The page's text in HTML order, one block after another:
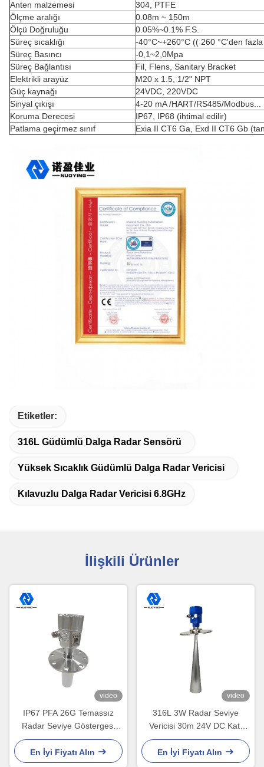
Anten malzemesi
304, PTFE
Ölçme aralığı
0.08m ~ 150m
Ölçü Doğruluğu
0.05%~0.1% F.S.
Süreç sıcaklığı
-40°C~+260°C (( 260 °C'den
Süreç Basıncı
-0,1~2,0Mpa
Süreç Bağlantısı
Fil, Flens, Sanitary Bracket
Elektrikli arayüz
M20 x 1.5, 1/2" NPT
Güç kaynağı
24VDC, 220VDC
Sinyal çıkışı
4-20 mA /HART/RS485/Modbus...
Koruma Derecesi
IP67, IP68 (ihtimal edilir)
Patlama geçirmez sınıf
Exia II CT6 Ga, Exd II CT6 Gb
Etiketler:
316L Güdümlü Dalga Radar Sensörü
Yüksek Sıcaklık Güdümlü Dalga Radar Vericisi
Kılavuzlu Dalga Radar Vericisi 6.8GHz
İlişkili Ürünler
video
IP67 PFA 26G Temassız
Radar Seviye Göstergesi
Özel Flanş Boyutu
En İyi Fiyatı Alın
video
316L 3W Radar Seviye
Vericisi 30m 24V DC Katı
Madde İzleme
En İyi Fiyatı Alın